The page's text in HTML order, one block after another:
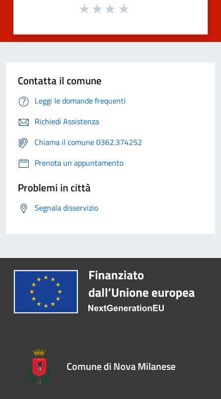
Contatta il comune
Leggi le domande frequenti
Richiedi Assistenza
Chiama il comune 0362.374252
Prenota un appuntamento
Problemi in città
Segnala disservizio
Comune di Nova Milanese